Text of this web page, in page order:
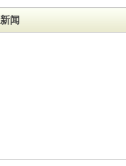
闻